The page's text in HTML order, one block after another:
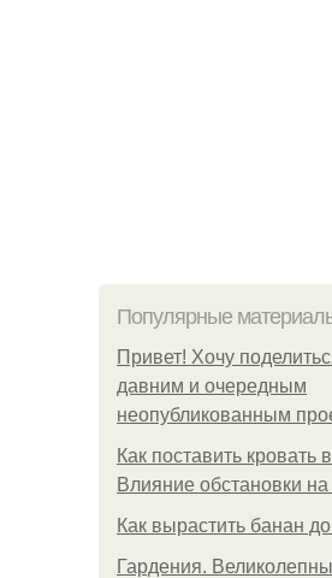
Популярные
Привет! Хочу
давним и очередным
неопубликованным
Как поставить кровать
Влияние обстановки на
Как вырастить банан
Гардения.